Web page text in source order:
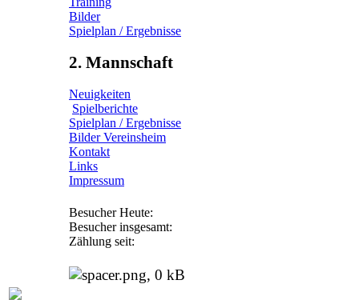
Bilder
Spielplan / Ergebnisse
2. Mannschaft
Neuigkeiten
Spielberichte
Spielplan / Ergebnisse
Bilder Vereinsheim
Kontakt
Links
Impressum
Besucher Heute:
Besucher insgesamt:
Zählung seit: